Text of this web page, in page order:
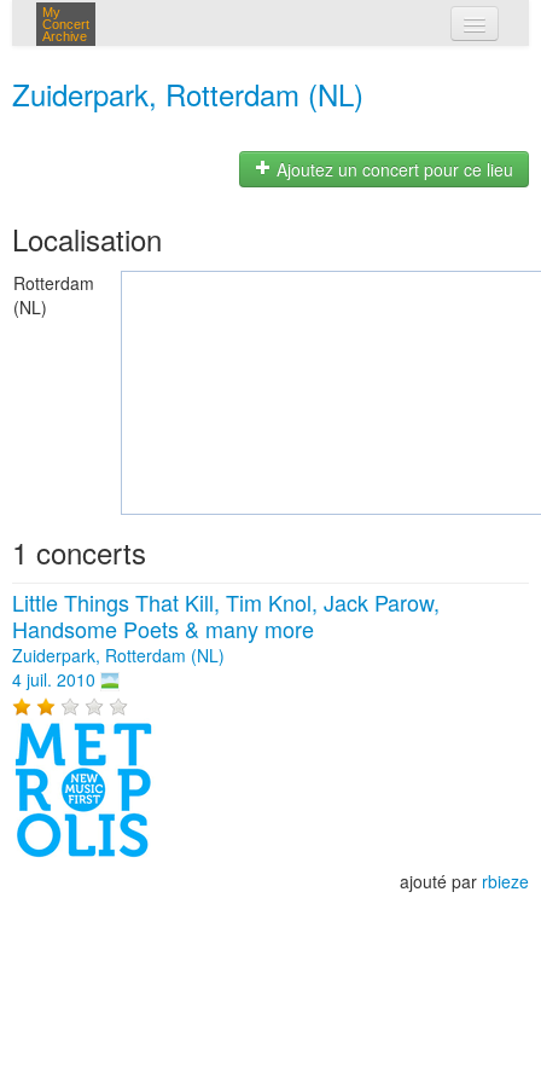
My
Concert
Archive
Zuiderpark, Rotterdam (NL)
Ajoutez un concert pour ce lieu
Localisation
Rotterdam
(NL)
1 concerts
Little Things That Kill, Tim Knol, Jack Parow,
Handsome Poets & many more
Zuiderpark, Rotterdam (NL)
4 juil. 2010
ajouté par rbieze